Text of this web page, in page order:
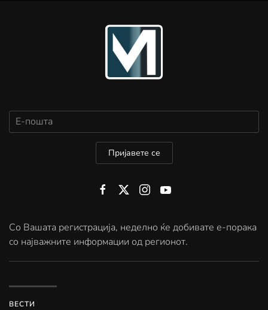
Пријавете се
Со Вашата регистрација, неделно ќе добивате е-порака
со најважните информации од регионот.
ВЕСТИ